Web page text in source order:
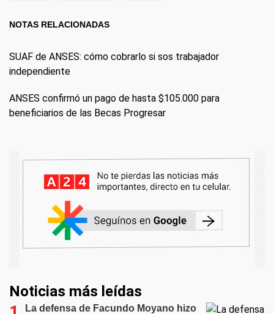
NOTAS RELACIONADAS
SUAF de ANSES: cómo cobrarlo si sos trabajador
independiente
ANSES confirmó un pago de hasta $105.000 para
beneficiarios de las Becas Progresar
Noticias más leídas
La defensa de Facundo Moyano hizo